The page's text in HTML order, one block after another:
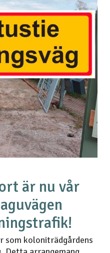
är nu vår
som koloniträdgårdens